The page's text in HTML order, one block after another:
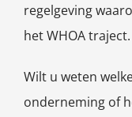
regelgeving
het WHOA traject.
Wilt u weten
onderneming of